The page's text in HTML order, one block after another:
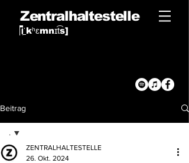
Zentralhaltestelle
[ˈkʰɛmnɪt͡s]
Beitrag
.
.
ZENTRALHALTESTELLE
26. Okt. 2024